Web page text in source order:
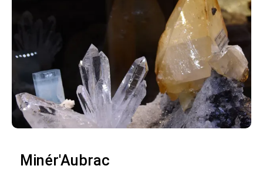
Minér'Aubrac